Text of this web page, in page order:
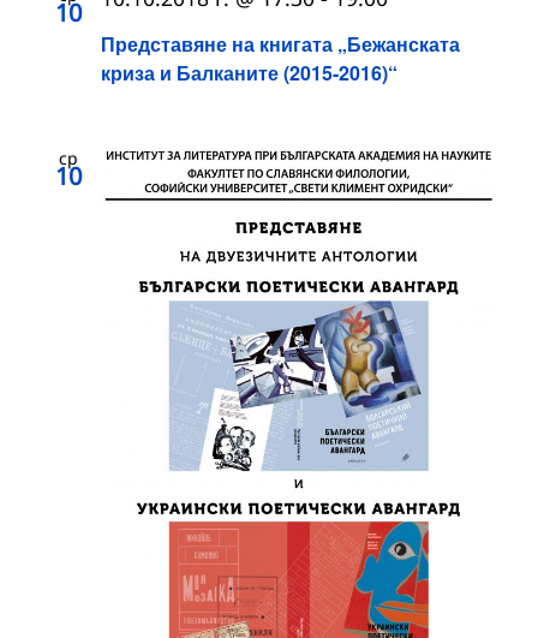
10
Представяне на книгата „Бежанската
криза и Балканите (2015-2016)“
ср
10